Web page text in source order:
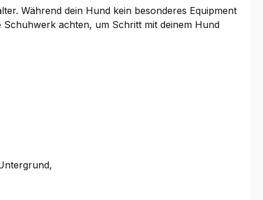
Während dein Hund kein besonderes Equipment
achten, um Schritt mit deinem Hund